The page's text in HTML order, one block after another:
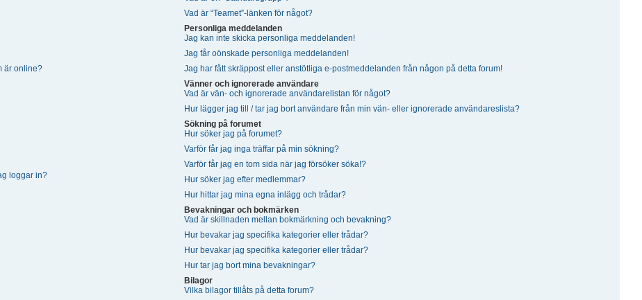
är online?
loggar in?
Vad är “Teamet”-länken för något?
Personliga meddelanden
Jag kan inte skicka personliga meddelanden!
Jag får oönskade personliga meddelanden!
Jag har fått skräppost eller anstötliga e-postmeddelanden från någon på detta forum!
Vänner och ignorerade användare
Vad är vän- och ignorerade användarelistan för något?
Hur lägger jag till / tar jag bort användare från min vän- eller ignorerade användareslista?
Sökning på forumet
Hur söker jag på forumet?
Varför får jag inga träffar på min sökning?
Varför får jag en tom sida när jag försöker söka!?
Hur söker jag efter medlemmar?
Hur hittar jag mina egna inlägg och trådar?
Bevakningar och bokmärken
Vad är skillnaden mellan bokmärkning och bevakning?
Hur bevakar jag specifika kategorier eller trådar?
Hur bevakar jag specifika kategorier eller trådar?
Hur tar jag bort mina bevakningar?
Bilagor
Vilka bilagor tillåts på detta forum?